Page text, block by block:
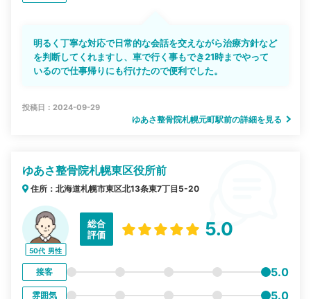
明るく丁寧な対応で日常的な会話を交えながら治療方針など
を判断してくれますし、車で行く事もでき21時までやって
いるので仕事帰りにも行けたので便利でした。
投稿日：2024-09-29
ゆあさ整骨院札幌元町駅前の詳細を見る
ゆあさ整骨院札幌東区役所前
住所：北海道札幌市東区北13条東7丁目5-20
50代 男性
総合
評価
5.0
接客 5.0
雰囲気 5.0